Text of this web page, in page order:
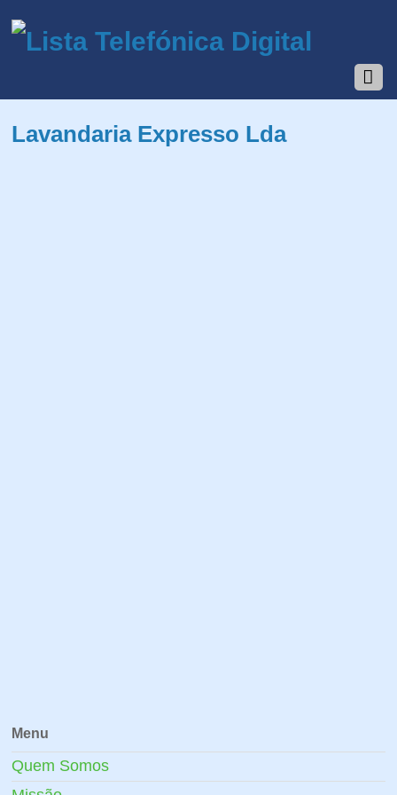
Lavandaria Expresso Lda
Menu
Quem Somos